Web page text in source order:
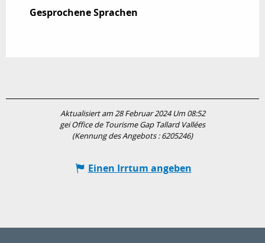
Gesprochene Sprachen
Gesprochene Sprachen
Aktualisiert am 28 Februar 2024 Um 08:52
gei Office de Tourisme Gap Tallard Vallées
(Kennung des Angebots :6205246)
Einen Irrtum angeben